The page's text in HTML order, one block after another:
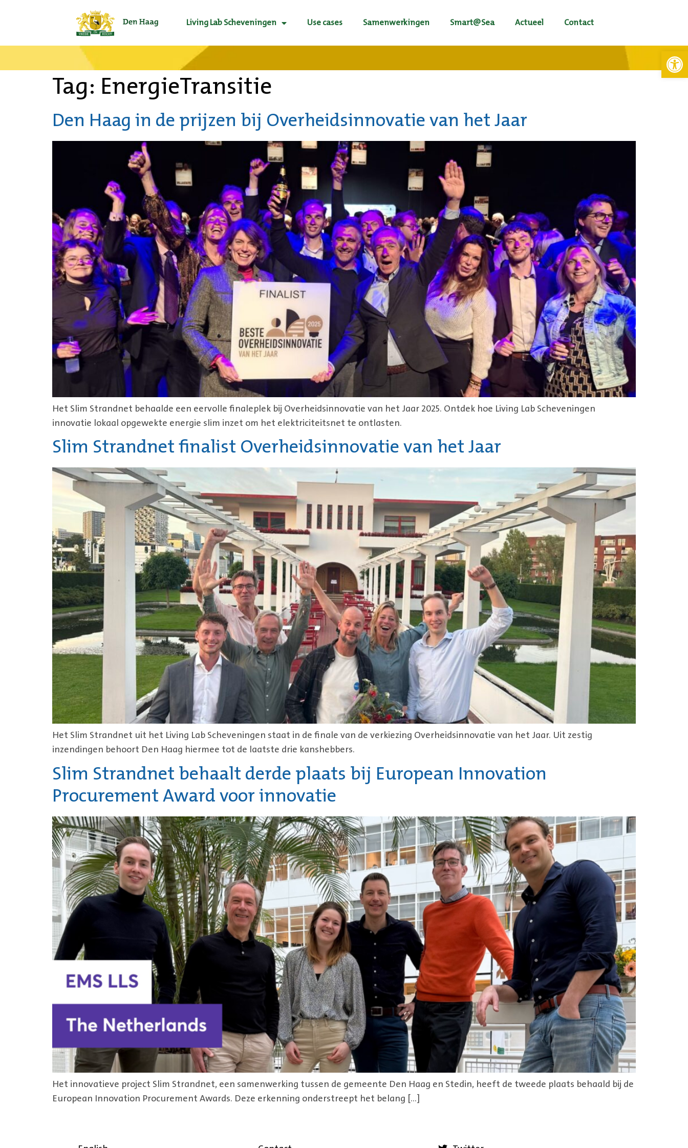
Living Lab Scheveningen Use cases Samenwerkingen Smart@Sea Actueel Contact
Tag: EnergieTransitie
Den Haag in de prijzen bij Overheidsinnovatie van het Jaar
Het Slim Strandnet behaalde een eervolle finaleplek bij Overheidsinnovatie van het Jaar 2025. Ontdek hoe Living Lab Scheveningen
innovatie lokaal opgewekte energie slim inzet om het elektriciteitsnet te ontlasten.
Slim Strandnet finalist Overheidsinnovatie van het Jaar
Het Slim Strandnet uit het Living Lab Scheveningen staat in de finale van de verkiezing Overheidsinnovatie van het Jaar. Uit zestig
inzendingen behoort Den Haag hiermee tot de laatste drie kanshebbers.
Slim Strandnet behaalt derde plaats bij European Innovation
Procurement Award voor innovatie
Het innovatieve project Slim Strandnet, een samenwerking tussen de gemeente Den Haag en Stedin, heeft de tweede plaats behaald bij de
European Innovation Procurement Awards. Deze erkenning onderstreept het belang […]